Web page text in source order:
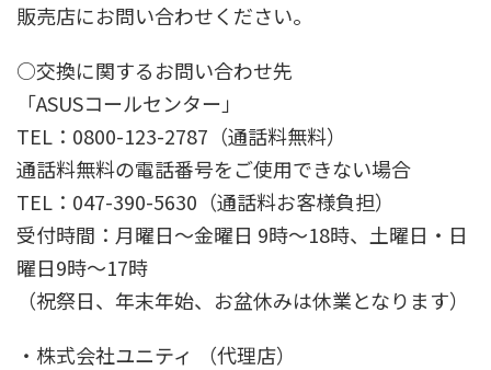
販売店にお問い合わせください。
○交換に関するお問い合わせ先
「ASUSコールセンター」
TEL：0800-123-2787（通話料無料）
通話料無料の電話番号をご使用できない場合
TEL：047-390-5630（通話料お客様負担）
受付時間：月曜日～金曜日 9時～18時、土曜日・日
曜日9時～17時
（祝祭日、年末年始、お盆休みは休業となります）
・株式会社ユニティ （代理店）